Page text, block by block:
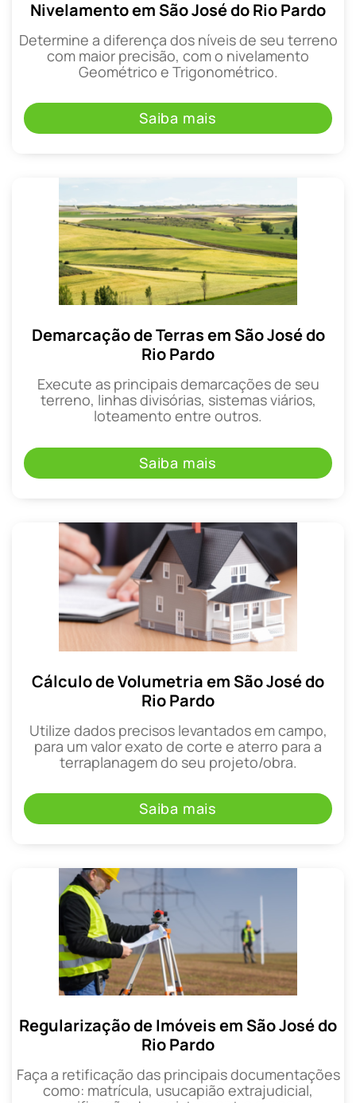
Nivelamento em São José do Rio Pardo
Determine a diferença dos níveis de seu terreno
com maior precisão, com o nivelamento
Geométrico e Trigonométrico.
Saiba mais
Demarcação de Terras em São José do
Rio Pardo
Execute as principais demarcações de seu
terreno, linhas divisórias, sistemas viários,
loteamento entre outros.
Saiba mais
Cálculo de Volumetria em São José do
Rio Pardo
Utilize dados precisos levantados em campo,
para um valor exato de corte e aterro para a
terraplanagem do seu projeto/obra.
Saiba mais
Regularização de Imóveis em São José do
Rio Pardo
Faça a retificação das principais documentações
como: matrícula, usucapião extrajudicial,